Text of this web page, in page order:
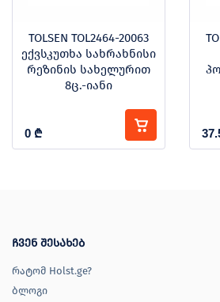
TOLSEN TOL2464-20063
ექვსკუთხა სახრახნისი
რეზინის სახელურით
8ც.-იანი
0 ₾
ჩვენ შესახებ
რატომ Holst.ge?
ბლოგი